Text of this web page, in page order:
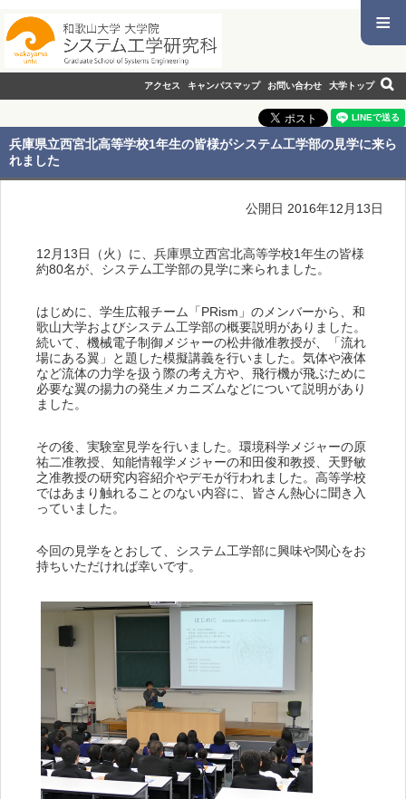
≡
アクセス キャンパスマップ お問い合わせ 大学トップ
兵庫県立西宮北高等学校1年生の皆様がシステム工学部の見学に来ら
れました
公開日 2016年12月13日
12月13日（火）に、兵庫県立西宮北高等学校1年生の皆様
約80名が、システム工学部の見学に来られました。
はじめに、学生広報チーム「PRism」のメンバーから、和
歌山大学およびシステム工学部の概要説明がありました。
続いて、機械電子制御メジャーの松井徹准教授が、「流れ
場にある翼」と題した模擬講義を行いました。気体や液体
など流体の力学を扱う際の考え方や、飛行機が飛ぶために
必要な翼の揚力の発生メカニズムなどについて説明があり
ました。
その後、実験室見学を行いました。環境科学メジャーの原
祐二准教授、知能情報学メジャーの和田俊和教授、天野敏
之准教授の研究内容紹介やデモが行われました。高等学校
ではあまり触れることのない内容に、皆さん熱心に聞き入
っていました。
今回の見学をとおして、システム工学部に興味や関心をお
持ちいただければ幸いです。